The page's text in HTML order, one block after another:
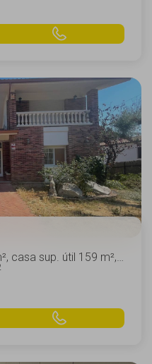
casa sup. útil 159 m²,
dobles:...